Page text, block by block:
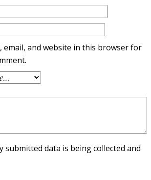
email, and website in this browser for
submitted data is being collected and